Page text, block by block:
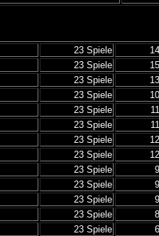
23 Spiele
23 Spiele
23 Spiele
23 Spiele
23 Spiele
23 Spiele
23 Spiele
23 Spiele
23 Spiele
23 Spiele
23 Spiele
23 Spiele
23 Spiele